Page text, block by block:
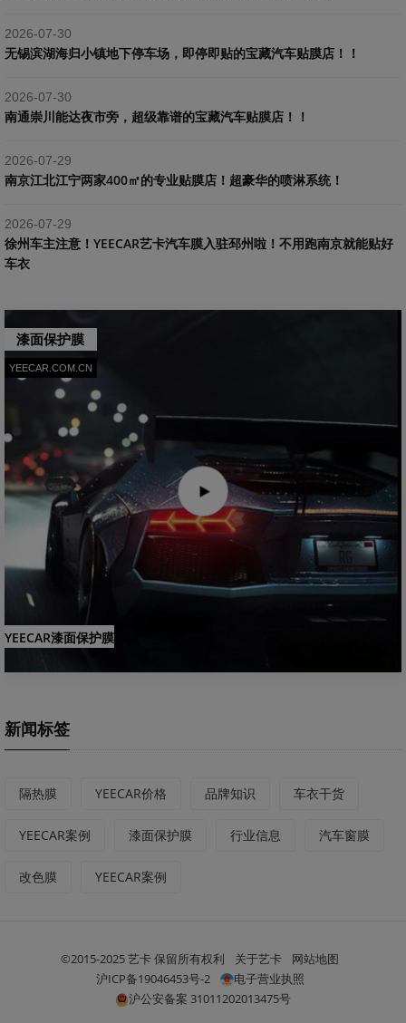
2026-07-30
​无锡滨湖海归小镇地下停车场，即停即贴的宝藏汽车贴膜店！！
2026-07-30
南通崇川能达夜市旁，超级靠谱的宝藏汽车贴膜店！！
2026-07-29
南京江北江宁两家400㎡的专业贴膜店！超豪华的喷淋系统！
2026-07-29
​徐州车主注意！YEECAR艺卡汽车膜入驻邳州啦！不用跑南京就能贴好
车衣
漆面保护膜
YEECAR.COM.CN
YEECAR漆面保护膜
新闻标签
隔热膜 YEECAR价格 品牌知识 车衣干货
YEECAR案例 漆面保护膜 行业信息 汽车窗膜
改色膜 YEECAR案例
©2015-2025 艺卡 保留所有权利 关于艺卡
网站地图
沪ICP备19046453号-2
电子营业执照
沪公安备案 31011202013475号